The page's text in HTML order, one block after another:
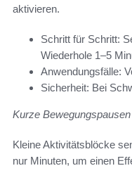
aktivieren.
Schritt für Schritt:
Wiederhole 1–5
Anwendungsfälle:
Sicherheit: Bei
Kurze
Kleine Aktivitätsblöcke
nur Minuten, um einen